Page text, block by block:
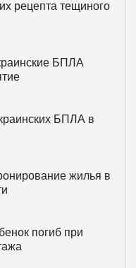
рецепта тещиного
БПЛА
БПЛА в
жилья в
погиб при